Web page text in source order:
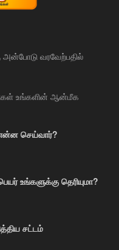
வரவேற்பதில்
உங்களின் ஆன்மீக
செய்வார்?
உங்களுக்கு தெரியுமா?
சட்டம்